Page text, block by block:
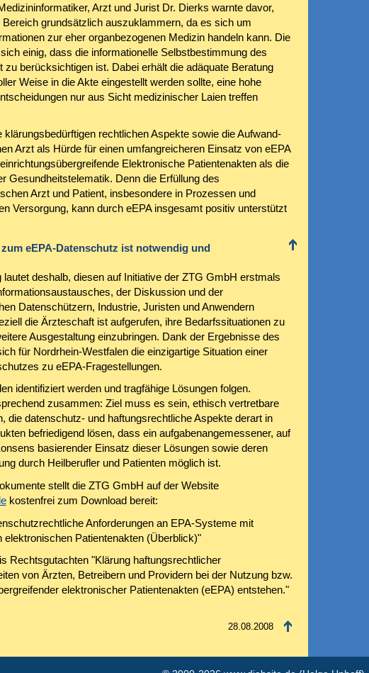
Arzt und Jurist Dr. Dierks warnte davor,
grundsätzlich auszuklammern, da es sich um
zur eher organbezogenen Medizin handeln kann. Die
einig, dass die informationelle Selbstbestimmung des
zu berücksichtigen ist. Dabei erhält die adäquate Beratung
Weise in die Akte eingestellt werden sollte, eine hohe
nur aus Sicht medizinischer Laien treffen
klärungsbedürftigen rechtlichen Aspekte sowie die Aufwand-
Arzt als Hürde für einen umfangreicheren Einsatz von eEPA
Elektronische Patientenakten als die
Gesundheitstelematik. Denn die Erfüllung des
Arzt und Patient, insbesondere in Prozessen und
Versorgung, kann durch eEPA insgesamt positiv unterstützt
eEPA-Datenschutz ist notwendig und
lautet deshalb, diesen auf Initiative der ZTG GmbH erstmals
der Diskussion und der
Datenschützern, Industrie, Juristen und Anwendern
die Ärzteschaft ist aufgerufen, ihre Bedarfssituationen zu
Ausgestaltung einzubringen. Dank der Ergebnisse des
für Nordrhein-Westfalen die einzigartige Situation einer
zu eEPA-Fragestellungen.
identifiziert werden und tragfähige Lösungen folgen.
zusammen: Ziel muss es sein, ethisch vertretbare
die datenschutz- und haftungsrechtliche Aspekte derart in
befriedigend lösen, dass ein aufgabenangemessener, auf
basierender Einsatz dieser Lösungen sowie deren
durch Heilberufler und Patienten möglich ist.
stellt die ZTG GmbH auf der Website
kostenfrei zum Download bereit:
Anforderungen an EPA-Systeme mit
elektronischen Patientenakten (Überblick)"
Rechtsgutachten "Klärung haftungsrechtlicher
von Ärzten, Betreibern und Providern bei der Nutzung bzw.
elektronischer Patientenakten (eEPA) entstehen."
28.08.2008